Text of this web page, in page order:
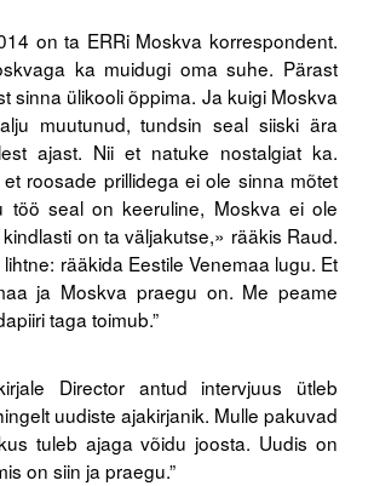
on ta ERRi Moskva korrespondent.
ka muidugi oma suhe. Pärast
sinna ülikooli õppima. Ja kuigi Moskva
muutunud, tundsin seal siiski ära
ajast. Nii et natuke nostalgiat ka.
roosade prillidega ei ole sinna mõtet
töö seal on keeruline, Moskva ei ole
on ta väljakutse,» rääkis Raud.
rääkida Eestile Venemaa lugu. Et
ja Moskva praegu on. Me peame
taga toimub.”
Director antud intervjuus ütleb
uudiste ajakirjanik. Mulle pakuvad
tuleb ajaga võidu joosta. Uudis on
on siin ja praegu.”